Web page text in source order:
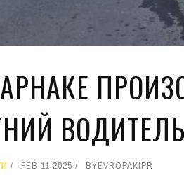
ВОДИТЕЛЬ
FEB 11 2025 BYEVROPAKIPR